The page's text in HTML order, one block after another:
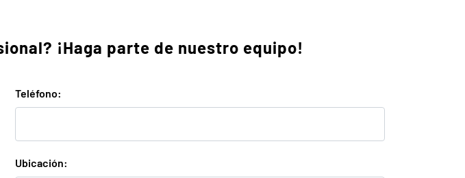
¡Haga parte de nuestro equipo!
Teléfono:
Ubicación: